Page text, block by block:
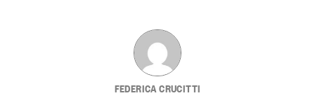
FEDERICA CRUCITTI